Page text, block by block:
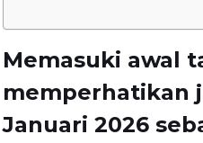
Memasuki awal
memperhatikan
Januari 2026